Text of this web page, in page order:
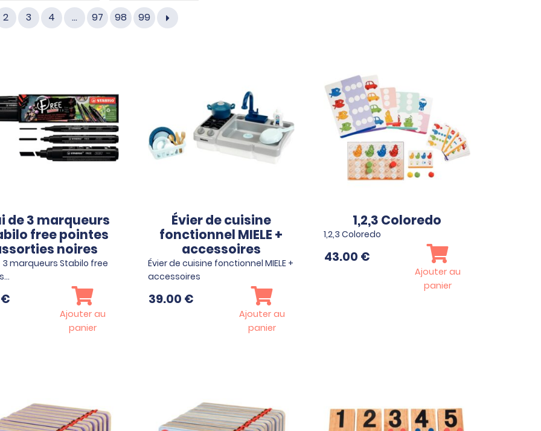
2 3 4 … 97 98 99
de 3 marqueurs
free pointes
noires
3 marqueurs Stabilo free
€
Ajouter au
panier
Évier de cuisine
fonctionnel MIELE +
accessoires
Évier de cuisine fonctionnel MIELE +
accessoires
39.00 €
Ajouter au
panier
1,2,3 Coloredo
1,2,3 Coloredo
43.00 €
Ajouter au
panier